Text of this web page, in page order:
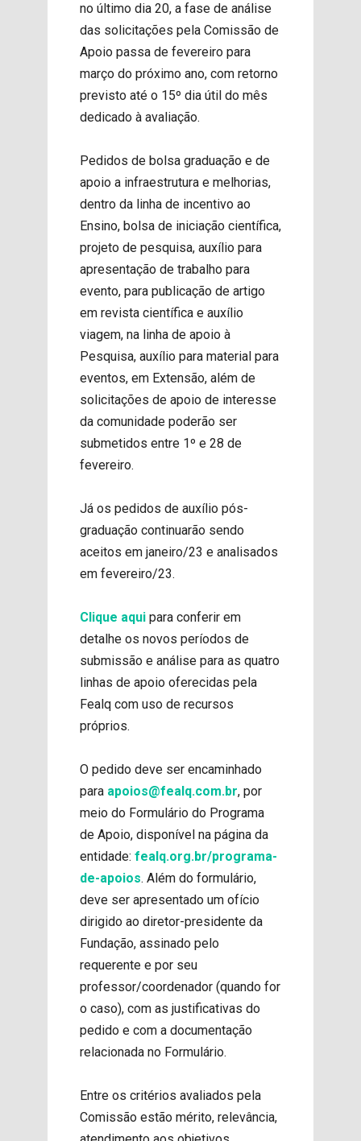
no último dia 20, a fase de análise
das solicitações pela Comissão de
Apoio passa de fevereiro para
março do próximo ano, com retorno
previsto até o 15º dia útil do mês
dedicado à avaliação.
Pedidos de bolsa graduação e de
apoio a infraestrutura e melhorias,
dentro da linha de incentivo ao
Ensino, bolsa de iniciação científica,
projeto de pesquisa, auxílio para
apresentação de trabalho para
evento, para publicação de artigo
em revista científica e auxílio
viagem, na linha de apoio à
Pesquisa, auxílio para material para
eventos, em Extensão, além de
solicitações de apoio de interesse
da comunidade poderão ser
submetidos entre 1º e 28 de
fevereiro.
Já os pedidos de auxílio pós-
graduação continuarão sendo
aceitos em janeiro/23 e analisados
em fevereiro/23.
Clique aqui para conferir em
detalhe os novos períodos de
submissão e análise para as quatro
linhas de apoio oferecidas pela
Fealq com uso de recursos
próprios.
O pedido deve ser encaminhado
para apoios@fealq.com.br, por
meio do Formulário do Programa
de Apoio, disponível na página da
entidade: fealq.org.br/programa-
de-apoios. Além do formulário,
deve ser apresentado um ofício
dirigido ao diretor-presidente da
Fundação, assinado pelo
requerente e por seu
professor/coordenador (quando for
o caso), com as justificativas do
pedido e com a documentação
relacionada no Formulário.
Entre os critérios avaliados pela
Comissão estão mérito, relevância,